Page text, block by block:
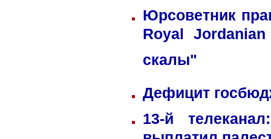
Юрсоветник
Royal
скалы"
Дефицит
13-й